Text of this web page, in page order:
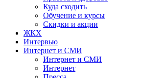
Куда сходить
Обучение и курсы
Скидки и акции
ЖКХ
Интервью
Интернет и СМИ
Интернет и СМИ
Интернет